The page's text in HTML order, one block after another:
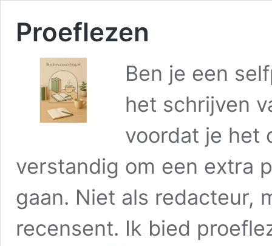
Proeflezen
Ben je een
het schrijven
voordat je het
verstandig om een extra
gaan. Niet als redacteur,
recensent. Ik bied